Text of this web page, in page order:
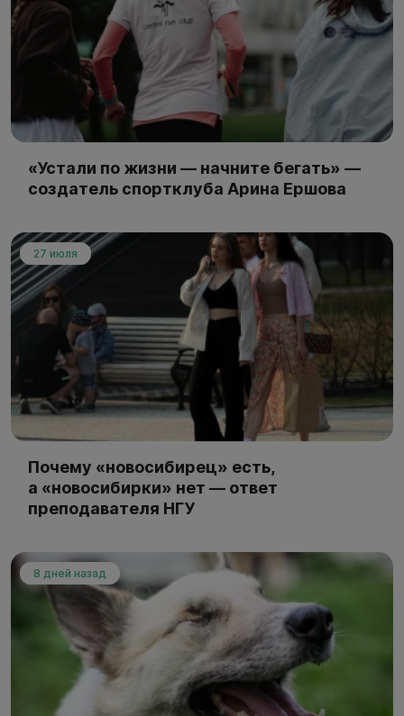
«Устали по жизни — начните бегать» —
создатель спортклуба Арина Ершова
27 июля
Почему «новосибирец» есть,
а «новосибирки» нет — ответ
преподавателя НГУ
8 дней назад